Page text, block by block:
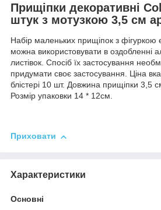
Прищіпки декоративні
штук з мотузкою 3,5 см
Набір маленьких прищіпок з фігуркою
можна використовувати в оздобленні
листівок. Спосіб їх застосування
придумати своє застосування. Ціна
блістері 10 шт. Довжина прищіпки 3,5
Розмір упаковки 14 * 12см.
Приховати
Характеристики
Основні